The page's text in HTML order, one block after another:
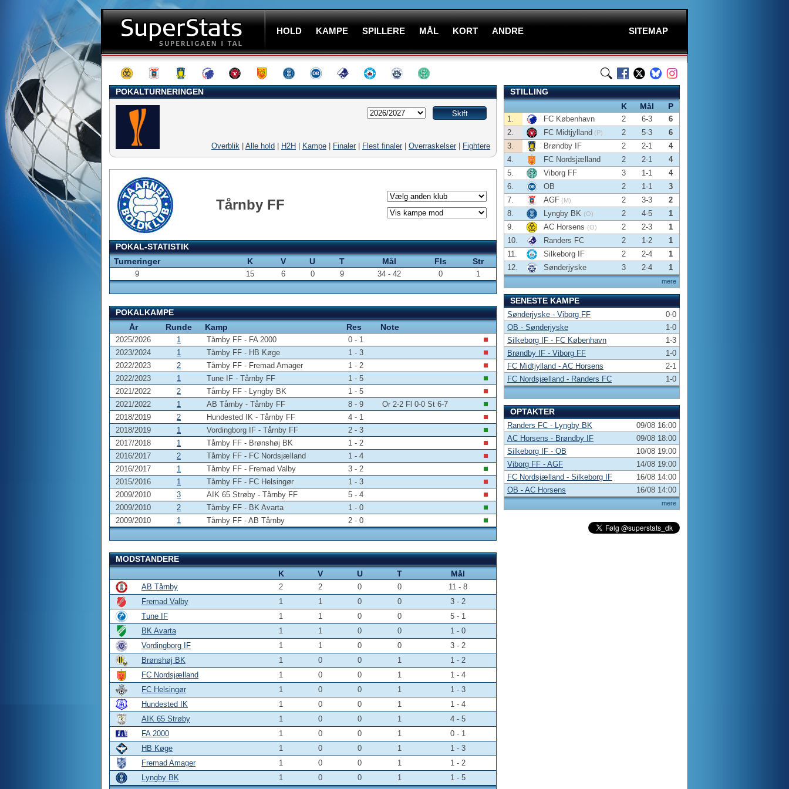
HOLD KAMPE SPILLERE MÅL KORT ANDRE SITEMAP
POKALTURNERINGEN
Overblik Alle hold H2H Kampe Finaler Flest finaler Overraskelser Fightere
Tårnby FF
POKAL-STATISTIK
Turneringer
K V U T Mål Fls Str
9 15 6 0 9 34 - 42 0 1
POKALKAMPE
År
Runde Kamp Res Note
2025/2026 1 Tårnby FF - FA 2000
0 - 1
2023/2024
1 Tårnby FF - HB Køge
1 - 3
2022/2023
2 Tårnby FF - Fremad Amager
1 - 2
2022/2023
1 Tune IF - Tårnby FF
1 - 5
2021/2022
2 Tårnby FF - Lyngby BK
1 - 5
2021/2022
1 AB Tårnby - Tårnby FF 8 - 9
Or 2-2 Fl 0-0 St 6-7
2018/2019
2 Hundested IK - Tårnby FF
4 - 1
2018/2019
1 Vordingborg IF - Tårnby FF
2 - 3
2017/2018
1 Tårnby FF - Brønshøj BK
1 - 2
2016/2017
2 Tårnby FF - FC Nordsjælland
1 - 4
2016/2017
1 Tårnby FF - Fremad Valby
3 - 2
2015/2016
1 Tårnby FF - FC Helsingør
1 - 3
2009/2010
3 AIK 65 Strøby - Tårnby FF
5 - 4
2009/2010
2 Tårnby FF - BK Avarta
1 - 0
2009/2010
1 Tårnby FF - AB Tårnby 2 - 0
MODSTANDERE
K
V U T Mål
AB Tårnby 2 2 0 0
11 - 8
Fremad Valby
1 1 0 0
3 - 2
Tune IF
1 1 0 0
5 - 1
BK Avarta
1 1 0 0
1 - 0
Vordingborg IF
1 1 0 0
3 - 2
Brønshøj BK
1 0 0 1
1 - 2
FC Nordsjælland
1 0 0 1
1 - 4
FC Helsingør
1 0 0 1
1 - 3
Hundested IK
1 0 0 1
1 - 4
AIK 65 Strøby
1 0 0 1
4 - 5
FA 2000
1 0 0 1
0 - 1
HB Køge
1 0 0 1
1 - 3
Fremad Amager
1 0 0 1
1 - 2
Lyngby BK
1 0 0 1 1 - 5
STILLING
K
Mål P
mere
1. FC København 2 6-3
6
2.
FC Midtjylland (P) 2 5-3
6
3.
Brøndby IF 2 2-1
4
4.
FC Nordsjælland 2 2-1
4
5.
Viborg FF 3 1-1
4
6.
OB 2 1-1
3
7.
AGF (M) 2 3-3
2
8.
Lyngby BK (O) 2 4-5
1
9.
AC Horsens (O) 2 2-3
1
10.
Randers FC 2 1-2
1
11.
Silkeborg IF 2 2-4
1
12.
Sønderjyske 3 2-4 1
SENESTE KAMPE
Sønderjyske - Viborg FF
0-0
OB - Sønderjyske
1-0
Silkeborg IF - FC København
1-3
Brøndby IF - Viborg FF
1-0
FC Midtjylland - AC Horsens
2-1
FC Nordsjælland - Randers FC
1-0
OPTAKTER
mere
Randers FC - Lyngby BK
09/08 16:00
AC Horsens - Brøndby IF
09/08 18:00
Silkeborg IF - OB
10/08 19:00
Viborg FF - AGF
14/08 19:00
FC Nordsjælland - Silkeborg IF
16/08 14:00
OB - AC Horsens
16/08 14:00